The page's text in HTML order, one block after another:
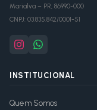
Marialva – PR, 86990-000
CNPJ: 03.835.842/0001-51
INSTITUCIONAL
Quem Somos